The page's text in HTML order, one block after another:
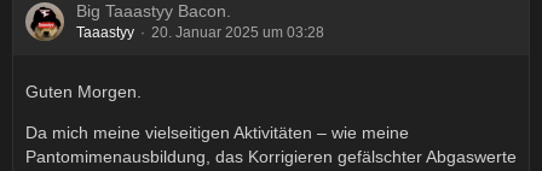
Big Taaastyy Bacon.
Taaastyy 20. Januar 2025 um 03:28
Guten Morgen.
Da mich meine vielseitigen Aktivitäten – wie meine
Pantomimenausbildung, das Korrigieren gefälschter Abgaswerte